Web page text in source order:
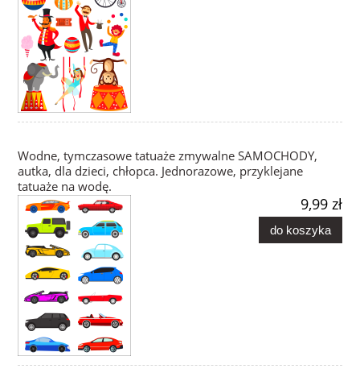
Wodne, tymczasowe tatuaże zmywalne SAMOCHODY,
autka, dla dzieci, chłopca. Jednorazowe, przyklejane
tatuaże na wodę.
9,99 zł
do koszyka